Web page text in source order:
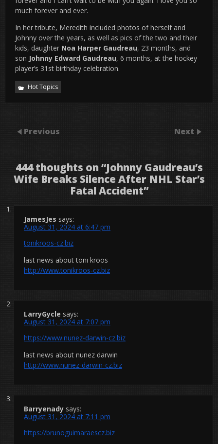
much forever and ever.
In her tribute, Meredith included photos of herself and
Johnny over the years, as well as pics of the two and their
kids, daughter Noa Harper Gaudreau, 23 months, and
son Johnny Edward Gaudreau, 6 months, at the hockey
player’s 31st birthday celebration.
Hot Topics
Previous Next
444 thoughts on “Johnny Gaudreau’s
Wife Breaks Silence After NHL Star’s
Fatal Accident”
JamesJes says:
August 31, 2024 at 6:47 pm
tonikroos-cz.biz
last news about toni kroos
http://www.tonikroos-cz.biz
LarryGycle says:
August 31, 2024 at 7:07 pm
https://www.nunez-darwin-cz.biz
last news about nunez darwin
http://www.nunez-darwin-cz.biz
Barryenady says:
August 31, 2024 at 7:11 pm
https://brunoguimaraescz.biz